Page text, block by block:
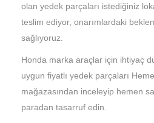
olan yedek parçaları istediğiniz
teslim ediyor, onarımlardaki
sağlıyoruz.
Honda marka araçlar için ihtiyaç
uygun fiyatlı yedek parçaları
mağazasından inceleyip hemen
paradan tasarruf edin.